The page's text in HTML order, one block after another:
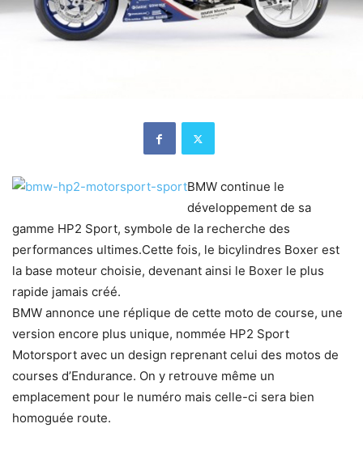
BMW continue le
développement de sa
gamme HP2 Sport, symbole de la recherche des
performances ultimes.Cette fois, le bicylindres Boxer est
la base moteur choisie, devenant ainsi le Boxer le plus
rapide jamais créé.
BMW annonce une réplique de cette moto de course, une
version encore plus unique, nommée HP2 Sport
Motorsport avec un design reprenant celui des motos de
courses d’Endurance. On y retrouve même un
emplacement pour le numéro mais celle-ci sera bien
homoguée route.